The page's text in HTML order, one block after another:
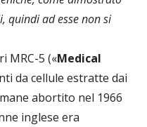
quindi ad esse non si
MRC-5 («Medical
da cellule estratte dai
abortito nel 1966
inglese era